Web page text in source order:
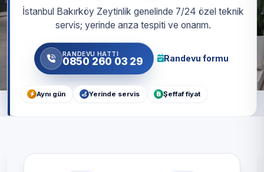
İstanbul Bakırköy Zeytinlik genelinde 7/24 özel teknik
servis; yerinde arıza tespiti ve onarım.
RANDEVU HATTI
0850 260 03 29 Randevu formu
Aynı gün Yerinde servis Şeffaf fiyat